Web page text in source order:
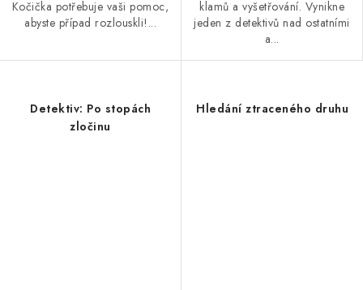
Kočička potřebuje vaši pomoc,
abyste případ rozlouskli!...
klamů a vyšetřování. Vynikne
jeden z detektivů nad ostatními
a...
Detektiv: Po stopách
zločinu
Hledání ztraceného druhu